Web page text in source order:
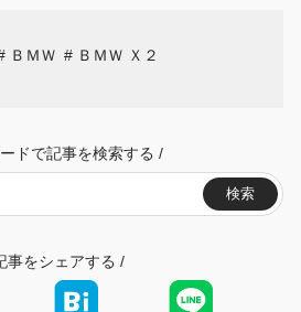
ＢＭＷ
ＢＭＷ Ｘ２
ドで記事を検索する /
検索
事をシェアする /